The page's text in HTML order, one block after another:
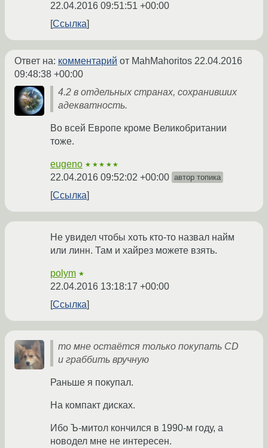
22.04.2016 09:51:51 +00:00
Ссылка
Ответ на: комментарий от MahMahoritos 22.04.2016
09:48:38 +00:00
4.2 в отдельных странах, сохранивших
адекватность.
Во всей Европе кроме Великобритании
тоже.
eugeno ★★★★★
22.04.2016 09:52:02 +00:00 автор топика
Ссылка
Не увидел чтобы хоть кто-то назвал найм
или линн. Там и хайрез можете взять.
polym ★
22.04.2016 13:18:17 +00:00
Ссылка
то мне остаётся только покупать CD
и граббить вручную
Раньше я покупал.
На компакт дисках.
Ибо Ъ-митол кончился в 1990-м году, а
новодел мне не интересен.